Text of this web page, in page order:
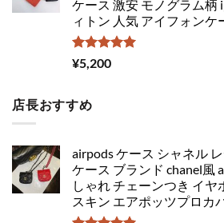
ケース 激安 モノグラム柄
ィトン 人気 アイフォンケ
5段階中
5.00
¥5,200
店長おすすめ
airpods ケース シャネル
ケース ブランド chanel風
しゃれ チェーンつき イヤ
スキン エアポッツプロカ